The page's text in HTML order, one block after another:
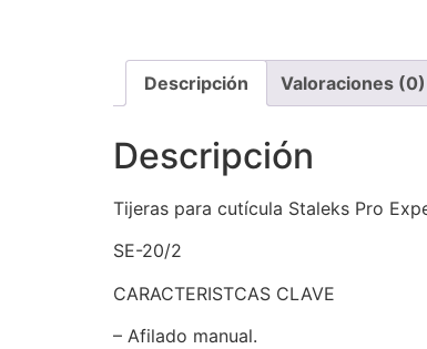
Descripción Valoraciones (0)
Descripción
Tijeras para cutícula Staleks Pro
SE-20/2
CARACTERISTCAS CLAVE
– Afilado manual.